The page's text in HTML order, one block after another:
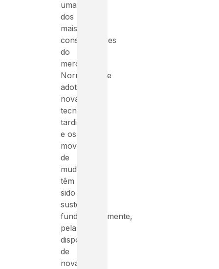
uma
dos
mais
conservadores
do
mercado.
Normalmente
adota
novas
tecnologias
tardiamente
e os
movimentos
de
mudanças
têm
sido
sustentados,
fundamentalmente,
pela
disposição
de
novas